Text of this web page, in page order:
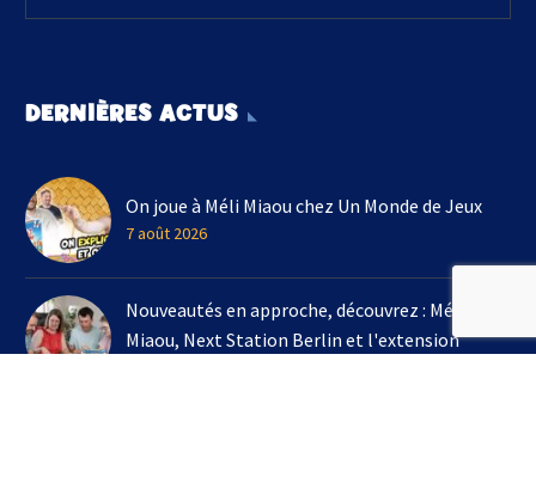
DERNIÈRES ACTUS
On joue à Méli Miaou chez Un Monde de Jeux
7 août 2026
Nouveautés en approche, découvrez : Méli
Miaou, Next Station Berlin et l'extension